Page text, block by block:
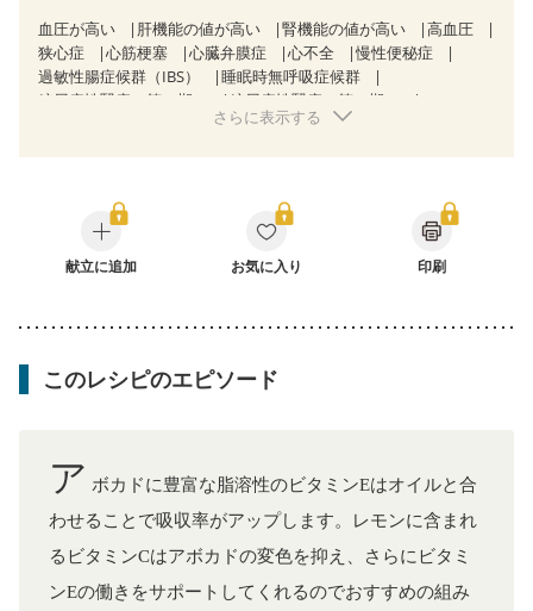
血圧が高い 肝機能の値が高い 腎機能の値が高い
高血圧
狭心症
心筋梗塞 心臓弁膜症 心不全
慢性便秘症
過敏性腸症候群（IBS）
睡眠時無呼吸症候群
糖尿病性腎症（第１期）
糖尿病性腎症（第２期）
CKD（ステージ１）
乳がん治療を終えた方・経過観察中の方など
食欲がない
妊娠中(初期)
妊婦健診・体重増加が気になる（初期）
妊婦健診・血圧が気になる（初期）
さらに表示する
献立に追加 お気に入り 印刷
このレシピのエピソード
ア ボカドに豊富な脂溶性のビタミンEはオイルと合
わせることで吸収率がアップします。レモンに含まれ
るビタミンCはアボカドの変色を抑え、さらにビタミ
ンEの働きをサポートしてくれるのでおすすめの組み